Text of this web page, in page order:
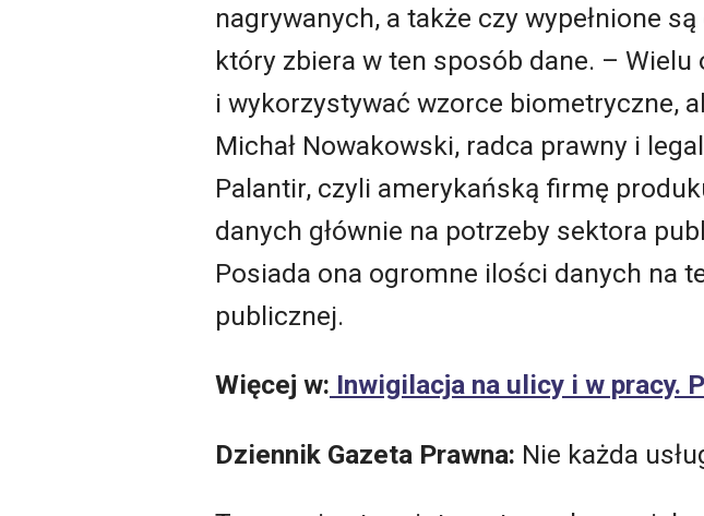
nagrywanych, a także czy wypełnione
który zbiera w ten sposób dane. –
i wykorzystywać wzorce biometryczne,
Michał Nowakowski, radca prawny i
Palantir, czyli amerykańską firmę
danych głównie na potrzeby sektora
Posiada ona ogromne ilości danych na
publicznej.
Więcej w: Inwigilacja na ulicy i w pracy.
Dziennik Gazeta Prawna: Nie każda